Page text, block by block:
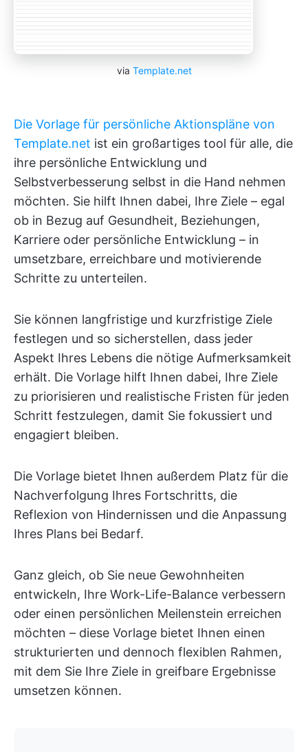
via Template.net
Die Vorlage für persönliche Aktionspläne von
Template.net ist ein großartiges tool für alle, die
ihre persönliche Entwicklung und
Selbstverbesserung selbst in die Hand nehmen
möchten. Sie hilft Ihnen dabei, Ihre Ziele – egal
ob in Bezug auf Gesundheit, Beziehungen,
Karriere oder persönliche Entwicklung – in
umsetzbare, erreichbare und motivierende
Schritte zu unterteilen.
Sie können langfristige und kurzfristige Ziele
festlegen und so sicherstellen, dass jeder
Aspekt Ihres Lebens die nötige Aufmerksamkeit
erhält. Die Vorlage hilft Ihnen dabei, Ihre Ziele
zu priorisieren und realistische Fristen für jeden
Schritt festzulegen, damit Sie fokussiert und
engagiert bleiben.
Die Vorlage bietet Ihnen außerdem Platz für die
Nachverfolgung Ihres Fortschritts, die
Reflexion von Hindernissen und die Anpassung
Ihres Plans bei Bedarf.
Ganz gleich, ob Sie neue Gewohnheiten
entwickeln, Ihre Work-Life-Balance verbessern
oder einen persönlichen Meilenstein erreichen
möchten – diese Vorlage bietet Ihnen einen
strukturierten und dennoch flexiblen Rahmen,
mit dem Sie Ihre Ziele in greifbare Ergebnisse
umsetzen können.